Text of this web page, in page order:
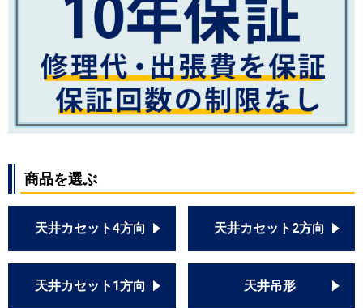
商品を選ぶ
天井カセット4方向 天井カセット2方向
天井カセット1方向 天井吊形